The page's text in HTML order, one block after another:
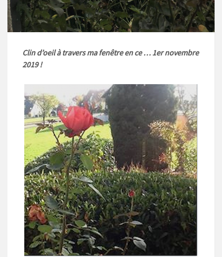
Clin d’oeil à travers ma fenêtre en ce … 1er novembre
2019 !